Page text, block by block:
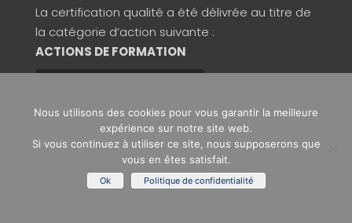
La certification qualité a été délivrée au titre de
la catégorie d’action suivante :
ACTIONS DE FORMATION
Copyright © 2026 Signos
Mentions légales/Politique de confidentialité
Nous utilisons des cookies pour vous garantir la meilleure
expérience sur notre site web.
Si vous continuez à utiliser ce site, nous supposerons que
vous en êtes satisfait.
Ok Politique de confidentialité